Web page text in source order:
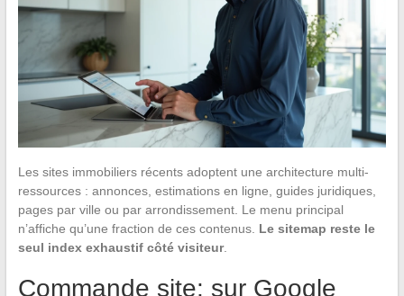
Les sites immobiliers récents adoptent une architecture multi-
ressources : annonces, estimations en ligne, guides juridiques,
pages par ville ou par arrondissement. Le menu principal
n’affiche qu’une fraction de ces contenus. Le sitemap reste le
seul index exhaustif côté visiteur.
Commande site: sur Google